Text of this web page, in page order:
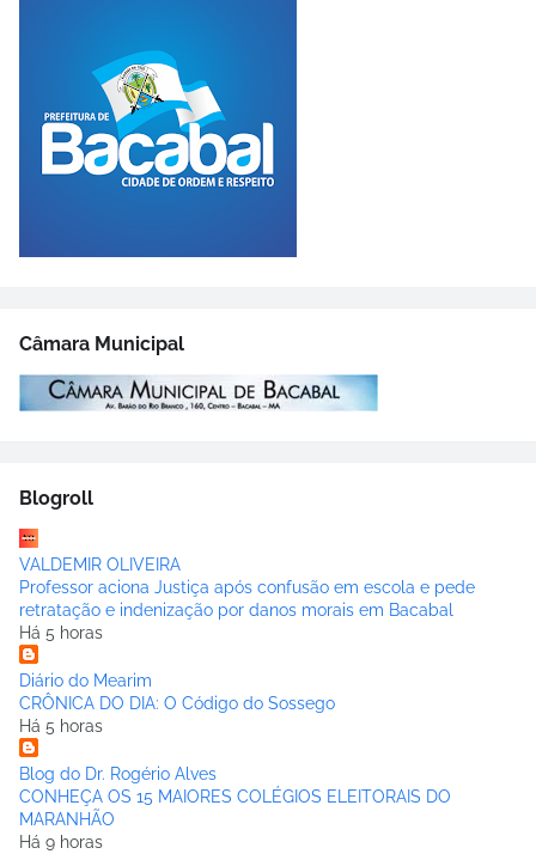
Câmara Municipal
Blogroll
VALDEMIR OLIVEIRA
Professor aciona Justiça após confusão em escola e pede
retratação e indenização por danos morais em Bacabal
Há 5 horas
Diário do Mearim
CRÔNICA DO DIA: O Código do Sossego
Há 5 horas
Blog do Dr. Rogério Alves
CONHEÇA OS 15 MAIORES COLÉGIOS ELEITORAIS DO
MARANHÃO
Há 9 horas